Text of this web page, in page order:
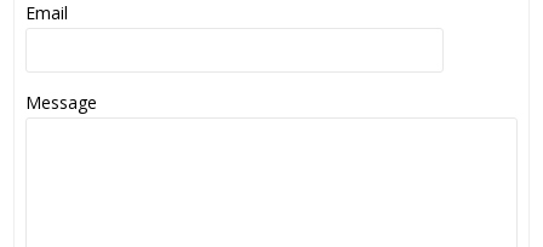
Email
Message